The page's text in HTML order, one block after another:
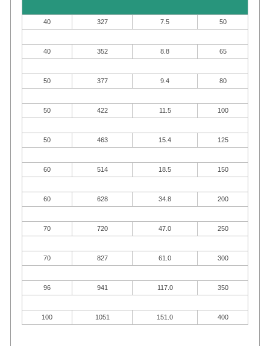
40 327 7.5 50
40 352 8.8 65
50 377 9.4 80
50 422 11.5 100
50 463 15.4 125
60 514 18.5 150
60 628 34.8 200
70 720 47.0 250
70 827 61.0 300
96 941 117.0 350
100 1051 151.0 400